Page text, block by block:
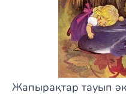
Жапырақтар тауып